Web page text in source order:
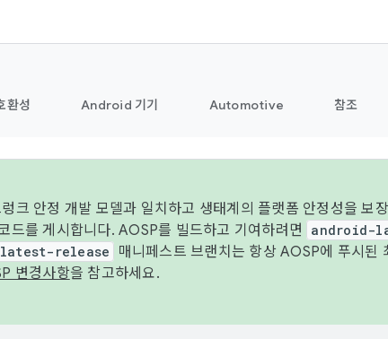
환성 Android 기기 Automotive 참조
크 안정 개발 모델과 일치하고 생태계의 플랫폼 안정성을 보
드를 게시합니다. AOSP를 빌드하고 기여하려면
android-
release
매니페스트 브랜치는 항상 AOSP에 푸시된
변경사항을 참고하세요.